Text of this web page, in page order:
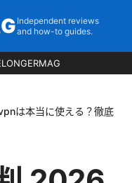
Independent reviews
and how-to guides.
は本当に使える？徹底